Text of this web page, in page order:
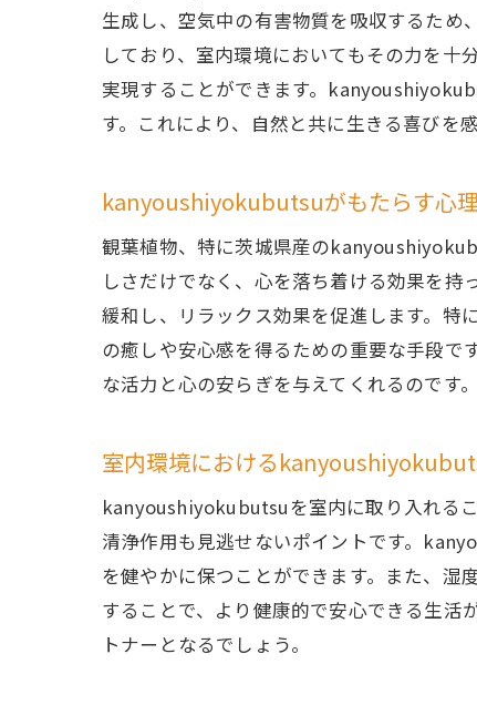
生成し、空気中の有害物質を吸収するた
しており、室内環境においてもその力を
実現することができます。
す。これにより、自然と共に生きる喜びを
kanyoushiyokubutsuがもたらす心
観葉植物、特に茨城県産の
しさだけでなく、心を落ち着ける効果を
緩和し、リラックス効果を促進します。特
の癒しや安心感を得るための重要な手段で
な活力と心の安らぎを与えてくれるのです。
室内環境における
kanyoushiyokubutsuを室内に取り入れる
清浄作用も見逃せないポイントです。
を健やかに保つことができます。また、湿
することで、より健康的で安心できる生活
トナーとなるでしょう。